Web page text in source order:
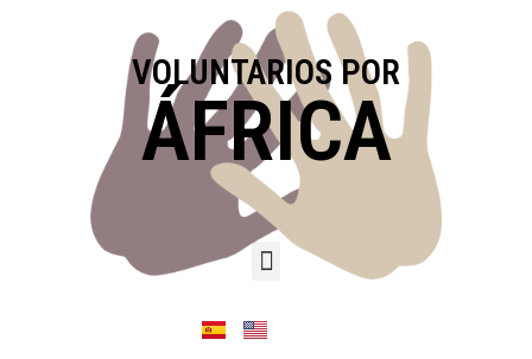
VOLUNTARIOS POR
ÁFRICA